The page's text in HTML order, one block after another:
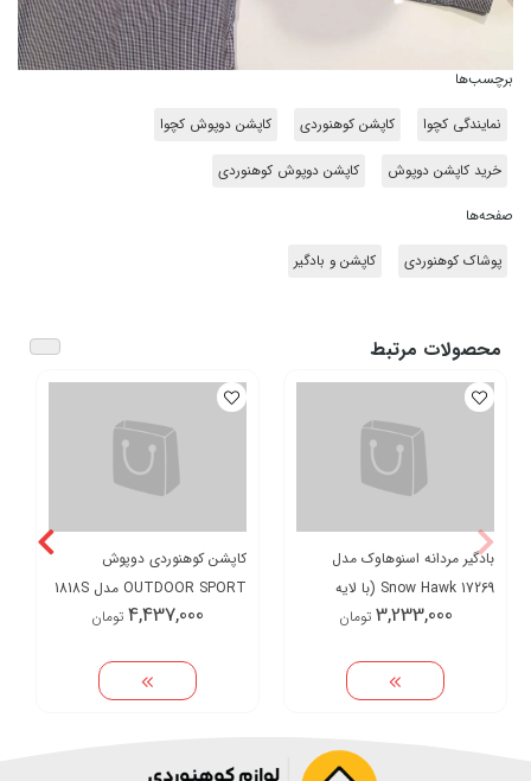
برچسب‌ها
نمایندگی کچوا کاپشن کوهنوردی کاپشن دوپوش کچوا
خرید کاپشن دوپوش کاپشن دوپوش کوهنوردی
صفحه‌ها
پوشاک کوهنوردی کاپشن و بادگیر
محصولات مرتبط
بادگیر مردانه اسنوهاوک مدل
داخلی پلار)3,233,000 تومان
کاپشن کوهنوردی دوپوش
OUTDOOR SPORT مدل 1818S
4,437,000 تومان